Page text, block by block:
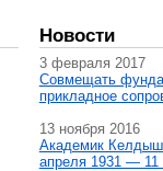
Новости
3 февраля 2017
Совмещать
прикладное
13 ноября 2016
Академик
апреля 1931 — 11